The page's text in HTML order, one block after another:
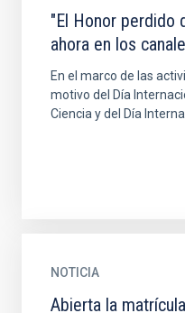
"El Honor perdido
ahora en los
En el marco de las
motivo del Día
Ciencia y del Día
NOTICIA
Abierta la